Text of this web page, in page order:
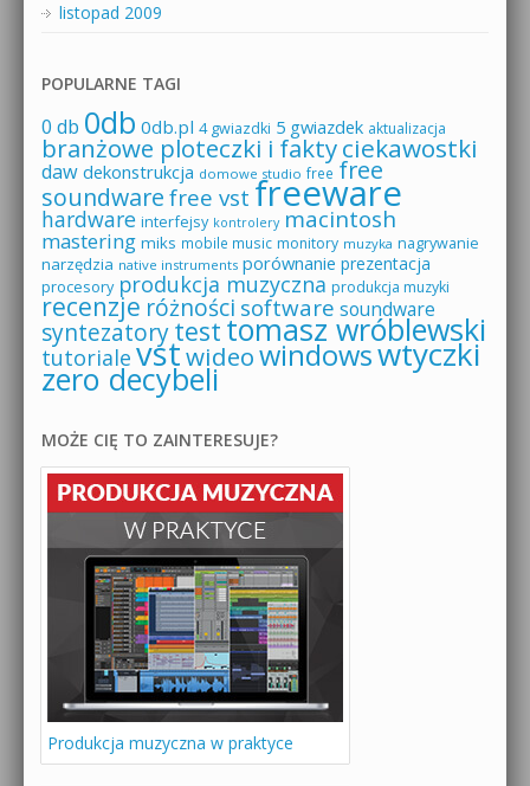
listopad 2009
POPULARNE TAGI
0 db 0db 0db.pl 4 gwiazdki 5 gwiazdek aktualizacja
branżowe ploteczki i faktyciekawostki
daw dekonstrukcja domowe studio free free
soundware free vst freeware
hardware interfejsy kontrolery macintosh
mastering miks mobile music monitory muzyka nagrywanie
narzędzia native instruments porównanie prezentacja
procesory produkcja muzyczna produkcja muzyki
recenzje różności software soundware
syntezatorytesttomasz wróblewski
tutoriale vstwideowindowswtyczki
zero decybeli
MOŻE CIĘ TO ZAINTERESUJE?
Produkcja muzyczna w praktyce